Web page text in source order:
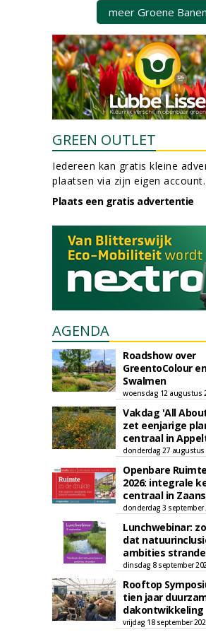
meer Groene Banen
GREEN OUTLET
Iedereen kan gratis kleine
plaatsen via zijn eigen account.
Plaats een gratis advertentie
AGENDA
Roadshow over
GreentoColour
Swalmen
woensdag 12 augustus
Vakdag 'All
zet eenjarige
centraal in
donderdag 27 augustus
Openbare
2026: integrale
centraal in
donderdag 3 september
Lunchwebinar:
dat
ambities
dinsdag 8 september
Rooftop
tien jaar
dakontwikkeling
vrijdag 18 september